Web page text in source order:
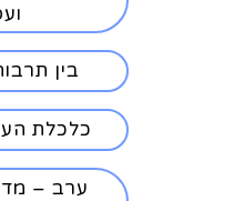
בין
כלכלת
ערב –